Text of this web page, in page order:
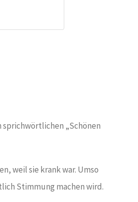
sprichwörtlichen „Schönen
weil sie krank war. Umso
Stimmung machen wird.